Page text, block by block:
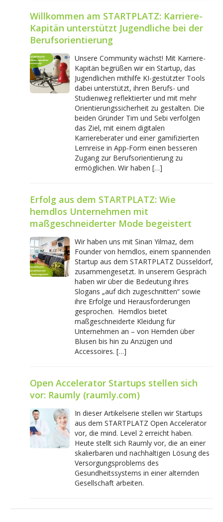
Willkommen am STARTPLATZ: Karriere-
Kapitän unterstützt Jugendliche bei der
Berufsorientierung
Unsere Community wächst! Mit Karriere-
Kapitän begrüßen wir ein Startup, das
Jugendlichen mithilfe KI-gestützter Tools
dabei unterstützt, ihren Berufs- und
Studienweg reflektierter und mit mehr
Orientierungssicherheit zu gestalten. Die
beiden Gründer Tim und Sebi verfolgen
das Ziel, mit einem digitalen
Karriereberater und einer gamifizierten
Lernreise in App-Form einen besseren
Zugang zur Berufsorientierung zu
ermöglichen. Wir haben […]
Erfolg aus dem STARTPLATZ: Wie
hemdlos Unternehmen mit
maßgeschneiderter Mode begeistert
Wir haben uns mit Sinan Yilmaz, dem
Founder von hemdlos, einem spannenden
Startup aus dem STARTPLATZ Düsseldorf,
zusammengesetzt. In unserem Gespräch
haben wir über die Bedeutung ihres
Slogans „auf dich zugeschnitten“ sowie
ihre Erfolge und Herausforderungen
gesprochen. Hemdlos bietet
maßgeschneiderte Kleidung für
Unternehmen an – von Hemden über
Blusen bis hin zu Anzügen und
Accessoires. […]
Open Accelerator Startups stellen sich
vor: Raumly (raumly.com)
In dieser Artikelserie stellen wir Startups
aus dem STARTPLATZ Open Accelerator
vor, die mind. Level 2 erreicht haben.
Heute stellt sich Raumly vor, die an einer
skalierbaren und nachhaltigen Lösung des
Versorgungsproblems des
Gesundheitssystems in einer alternden
Gesellschaft arbeiten.